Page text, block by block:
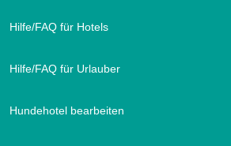
Hilfe/FAQ für Hotels
Hilfe/FAQ für Urlauber
Hundehotel bearbeiten